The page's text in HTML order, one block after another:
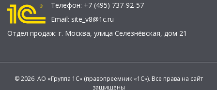
Телефон: +7 (495) 737-92-57
Email: site_v8@1c.ru
Отдел продаж: г. Москва, улица Селезнёвская, дом 21
© 2026 АО «Группа 1С» (правопреемник «1С»). Все права на сайт
защищены